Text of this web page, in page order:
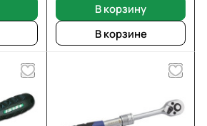
В корзину
В корзине